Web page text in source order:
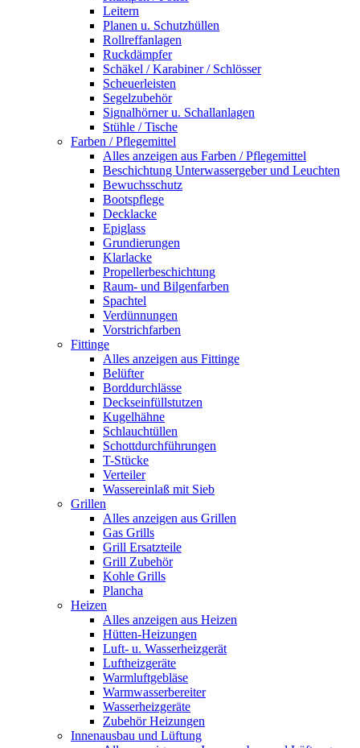
Leitern
Planen u. Schutzhüllen
Rollreffanlagen
Ruckdämpfer
Schäkel / Karabiner / Schlösser
Scheuerleisten
Segelzubehör
Signalhörner u. Schallanlagen
Stühle / Tische
Farben / Pflegemittel
Alles anzeigen aus Farben / Pflegemittel
Beschichtung Unterwassergeber und Leuchten
Bewuchsschutz
Bootspflege
Decklacke
Epiglass
Grundierungen
Klarlacke
Propellerbeschichtung
Raum- und Bilgenfarben
Spachtel
Verdünnungen
Vorstrichfarben
Fittinge
Alles anzeigen aus Fittinge
Belüfter
Borddurchlässe
Deckseinfüllstutzen
Kugelhähne
Schlauchtüllen
Schottdurchführungen
T-Stücke
Verteiler
Wassereinlaß mit Sieb
Grillen
Alles anzeigen aus Grillen
Gas Grills
Grill Ersatzteile
Grill Zubehör
Kohle Grills
Plancha
Heizen
Alles anzeigen aus Heizen
Hütten-Heizungen
Luft- u. Wasserheizgerät
Luftheizgeräte
Warmluftgebläse
Warmwasserbereiter
Wasserheizgeräte
Zubehör Heizungen
Innenausbau und Lüftung